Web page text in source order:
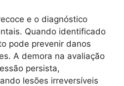
e o diagnóstico
Quando identificado
pode prevenir danos
A demora na avaliação
persista,
lesões irreversíveis